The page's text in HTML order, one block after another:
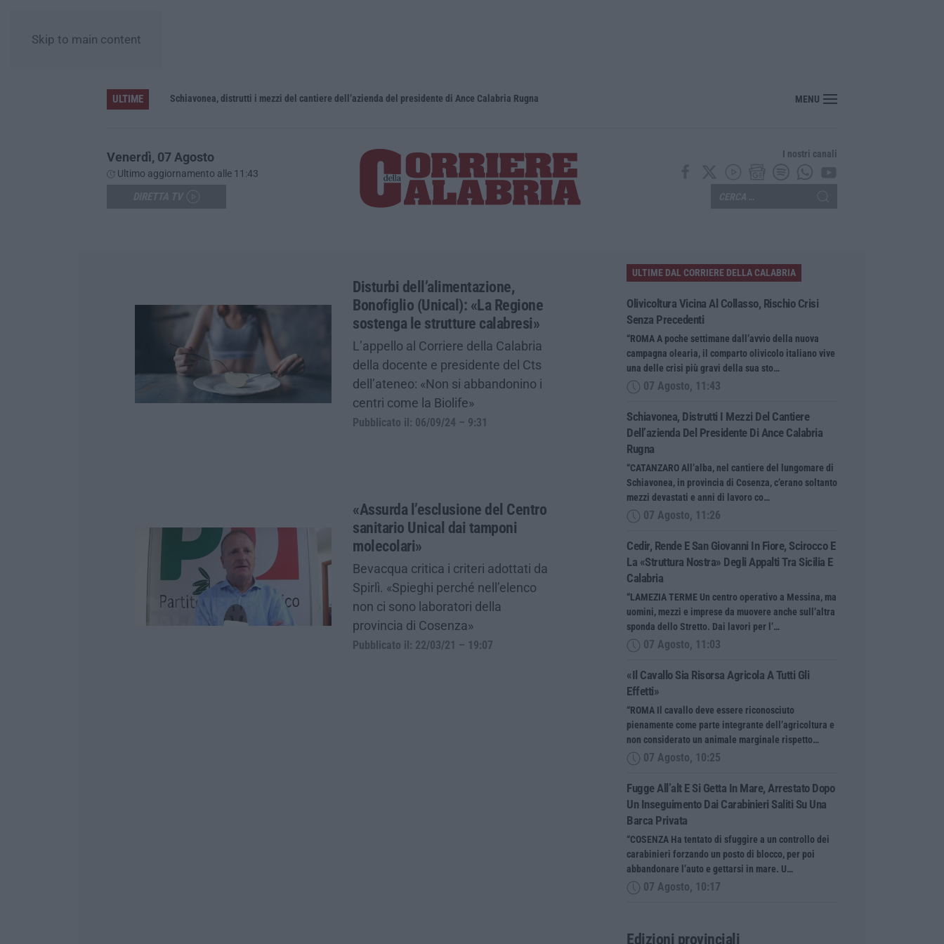
Skip to main content
ULTIME Schiavonea, distrutti i mezzi del cantiere dell’azienda del presidente di Ance Calabria Rugna MENU
Venerdì, 07 Agosto
Ultimo aggiornamento alle 11:43
I nostri canali
Disturbi dell’alimentazione,
Bonofiglio (Unical): «La Regione
sostenga le strutture calabresi»
L’appello al Corriere della Calabria
della docente e presidente del Cts
dell’ateneo: «Non si abbandonino i
centri come la Biolife»
Pubblicato il: 06/09/24 – 9:31
«Assurda l’esclusione del Centro
sanitario Unical dai tamponi
molecolari»
Bevacqua critica i criteri adottati da
Spirlì. «Spieghi perché nell’elenco
non ci sono laboratori della
provincia di Cosenza»
Pubblicato il: 22/03/21 – 19:07
ULTIME DAL CORRIERE DELLA CALABRIA
Olivicoltura Vicina Al Collasso, Rischio Crisi
Senza Precedenti
“ROMA A poche settimane dall’avvio della nuova
campagna olearia, il comparto olivicolo italiano vive
una delle crisi più gravi della sua sto…
07 Agosto, 11:43
Schiavonea, Distrutti I Mezzi Del Cantiere
Dell’azienda Del Presidente Di Ance Calabria
Rugna
“CATANZARO All’alba, nel cantiere del lungomare di
Schiavonea, in provincia di Cosenza, c’erano soltanto
mezzi devastati e anni di lavoro co…
07 Agosto, 11:26
Cedir, Rende E San Giovanni In Fiore, Scirocco E
La «struttura Nostra» Degli Appalti Tra Sicilia E
Calabria
“LAMEZIA TERME Un centro operativo a Messina, ma
uomini, mezzi e imprese da muovere anche sull’altra
sponda dello Stretto. Dai lavori per l’…
07 Agosto, 11:03
«Il Cavallo Sia Risorsa Agricola A Tutti Gli
Effetti»
“ROMA Il cavallo deve essere riconosciuto
pienamente come parte integrante dell’agricoltura e
non considerato un animale marginale rispetto…
07 Agosto, 10:25
Fugge All’alt E Si Getta In Mare, Arrestato Dopo
Un Inseguimento Dai Carabinieri Saliti Su Una
Barca Privata
“COSENZA Ha tentato di sfuggire a un controllo dei
carabinieri forzando un posto di blocco, per poi
abbandonare l’auto e gettarsi in mare. U…
07 Agosto, 10:17
Edizioni provinciali